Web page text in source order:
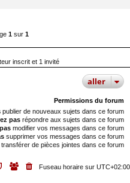
1 sur 1
inscrit et 1 invité
aller
Permissions du forum
publier de nouveaux sujets dans ce forum
pas répondre aux sujets dans ce forum
modifier vos messages dans ce forum
supprimer vos messages dans ce forum
transférer de pièces jointes dans ce forum
Fuseau horaire sur UTC+02:00